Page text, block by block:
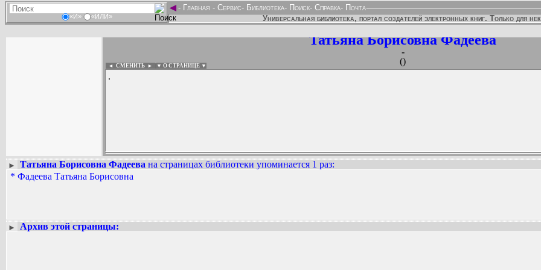
«И» «ИЛИ»
◄- Главная - Сервис- Библиотека- Поиск- Справка- Почта
Универсальная библиотека, портал создателей электронных книг. Только для
Татьяна Борисовна Фадеева
-
()
◄ СМЕНИТЬ ► ▼ О СТРАНИЦЕ ▼
.
Вадим Ершов...
...
► Татьяна Борисовна Фадеева на страницах библиотеки упоминается 1 раз:
* Фадеева Татьяна Борисовна
► Архив этой страницы: